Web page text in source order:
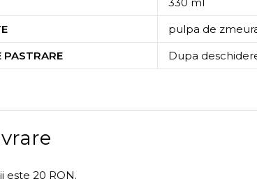
pulpa de
PASTRARE
Dupa
este 20 RON.